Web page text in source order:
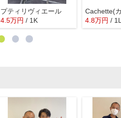
プティリヴィエール
4.5万円 / 1K
Cachette(
4.8万円 /